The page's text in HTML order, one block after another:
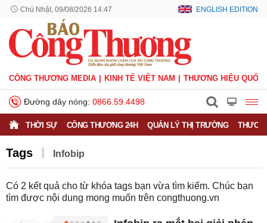
Chủ Nhật, 09/08/2026 14:47 ENGLISH EDITION
CÔNG THƯƠNG MEDIA KINH TẾ VIỆT NAM THƯƠNG HIỆU QUỐC
Đường dây nóng: 0866.59.4498
THỜI SỰ CÔNG THƯƠNG 24H QUẢN LÝ THỊ TRƯỜNG
Tags Infobip
Có 2 kết quả cho từ khóa tags bạn vừa tìm kiếm. Chúc bạn
tìm được nội dung mong muốn trên congthuong.vn